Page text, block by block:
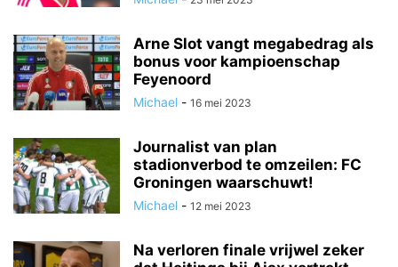
Arne Slot vangt megabedrag als
bonus voor kampioenschap
Feyenoord
Michael - 16 mei 2023
Journalist van plan
stadionverbod te omzeilen: FC
Groningen waarschuwt!
Michael - 12 mei 2023
Na verloren finale vrijwel zeker